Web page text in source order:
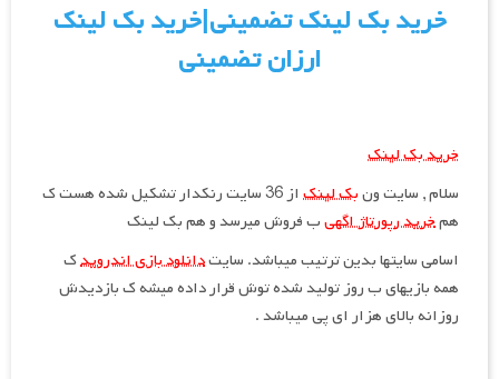
خرید بک لینک تضمینی|خرید بک لینک
ارزان تضمینی
خرید بک لینک
سلام , سایت ونبک لینک
از 36 سایت رنکدار تشکیل شده هست ک
همخرید رپورتاژ اگهیب فروش میرسد و هم بک لینک
اسامی سایتها بدین ترتیب میباشد. سایتدانلود بازی اندرویدک
همه بازیهای ب روز تولید شده توش قرار داده میشه ک بازدیدش
روزانه بالای هزار ای پی میباشد .